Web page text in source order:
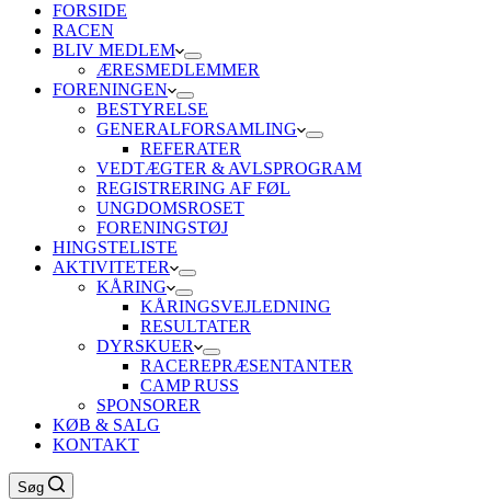
FORSIDE
RACEN
BLIV MEDLEM
ÆRESMEDLEMMER
FORENINGEN
BESTYRELSE
GENERALFORSAMLING
REFERATER
VEDTÆGTER & AVLSPROGRAM
REGISTRERING AF FØL
UNGDOMSROSET
FORENINGSTØJ
HINGSTELISTE
AKTIVITETER
KÅRING
KÅRINGSVEJLEDNING
RESULTATER
DYRSKUER
RACEREPRÆSENTANTER
CAMP RUSS
SPONSORER
KØB & SALG
KONTAKT
Søg